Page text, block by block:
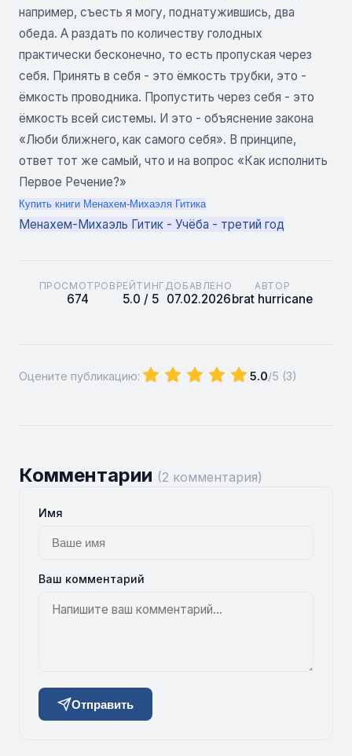
например, съесть я могу, поднатужившись, два
обеда. А раздать по количеству голодных
практически бесконечно, то есть пропуская через
себя. Принять в себя - это ёмкость трубки, это -
ёмкость проводника. Пропустить через себя - это
ёмкость всей системы. И это - объяснение закона
«Люби ближнего, как самого себя». В принципе,
ответ тот же самый, что и на вопрос «Как исполнить
Первое Речение?»
Купить книги Менахем-Михаэля Гитика
Менахем-Михаэль Гитик - Учёба - третий год
ПРОСМОТРОВ
674
РЕЙТИНГ
5.0 / 5
ДОБАВЛЕНО
07.02.2026
АВТОР
brat hurricane
Оцените публикацию: 5.0/5 (3)
Комментарии (2 комментария)
Имя
Ваш комментарий
Отправить